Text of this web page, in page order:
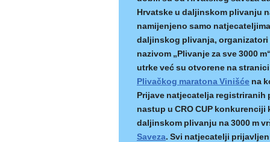
Hrvatske u daljinskom plivanju
namijenjeno samo
daljinskog plivanja, organizatori
nazivom „Plivanje za sve 3000
utrke već su otvorene na stranici
Plivačkog maratona Vinišće na
Prijave natjecatelja
nastup u CRO CUP
daljinskom plivanju na 3000 m
Saveza. Svi natjecatelji